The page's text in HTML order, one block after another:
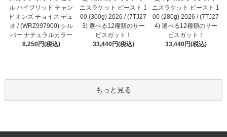
ル ハイブリッド チャン
ピオンズ チョイス デュ
オ / (WRZ997900) シル
バー ナチュラルカラー
8,250円(税込)
ニスラケット ビースト 1
00 (300g) 2026 / (7TJ27
3) 選べる12種類のサー
ビスガット！
33,440円(税込)
ニスラケット ビースト 1
00 (280g) 2026 / (7TJ27
4) 選べる12種類のサー
ビスガット！
33,440円(税込)
もっと見る